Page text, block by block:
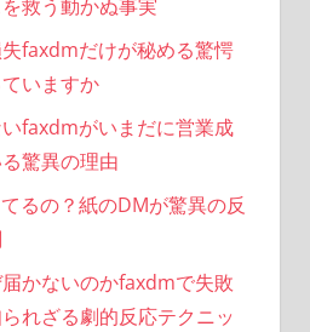
救う動かぬ事実
faxdmだけが秘める驚愕
いますか
faxdmがいまだに営業成
驚異の理由
るの？紙のDMが驚異の反
かないのかfaxdmで失敗
れざる劇的反応テクニッ